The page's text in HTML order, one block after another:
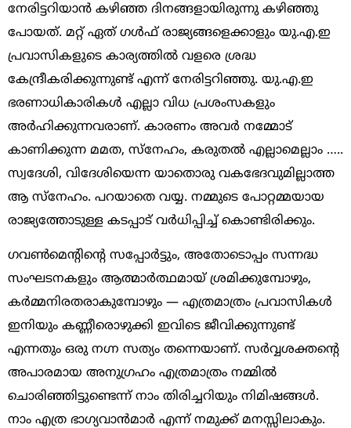
നേരിട്ടറിയാൻ കഴിഞ്ഞ ദിനങ്ങളായിരുന്നു കഴിഞ്ഞു
പോയത്. മറ്റ് ഏത് ഗൾഫ് രാജ്യങ്ങളെക്കാളും യു.എ.ഇ
പ്രവാസികളുടെ കാര്യത്തിൽ വളരെ ശ്രദ്ധ
കേന്ദ്രീകരിക്കുന്നുണ്ട് എന്ന് നേരിട്ടറിഞ്ഞു. യു.എ.ഇ
ഭരണാധികാരികൾ എല്ലാ വിധ പ്രശംസകളും
അർഹിക്കുന്നവരാണ്. കാരണം അവർ നമ്മോട്
കാണിക്കുന്ന മമത, സ്നേഹം, കരുതൽ എല്ലാമെല്ലാം …..
സ്വദേശി, വിദേശിയെന്ന യാതൊരു വകഭേദവുമില്ലാത്ത
ആ സ്നേഹം. പറയാതെ വയ്യ. നമ്മുടെ പോറ്റമ്മയായ
രാജ്യത്തോടുള്ള കടപ്പാട് വർധിപ്പിച്ച് കൊണ്ടിരിക്കും.
ഗവൺമെൻ്റിൻ്റെ സപ്പോർട്ടും, അതോടൊപ്പം സന്നദ്ധ
സംഘടനകളും ആത്മാർത്ഥമായ് ശ്രമിക്കുമ്പോഴും,
കർമ്മനിരതരാകുമ്പോഴും — എത്രമാത്രം പ്രവാസികൾ
ഇനിയും കണ്ണീരൊഴുക്കി ഇവിടെ ജീവിക്കുന്നുണ്ട്
എന്നതും ഒരു നഗ്ന സത്യം തന്നെയാണ്. സർവ്വശക്തൻ്റെ
അപാരമായ അനുഗ്രഹം എത്രമാത്രം നമ്മിൽ
ചൊരിഞ്ഞിട്ടുണ്ടെന്ന് നാം തിരിച്ചറിയും നിമിഷങ്ങൾ.
നാം എത്ര ഭാഗ്യവാൻമാർ എന്ന് നമുക്ക് മനസ്സിലാകും.